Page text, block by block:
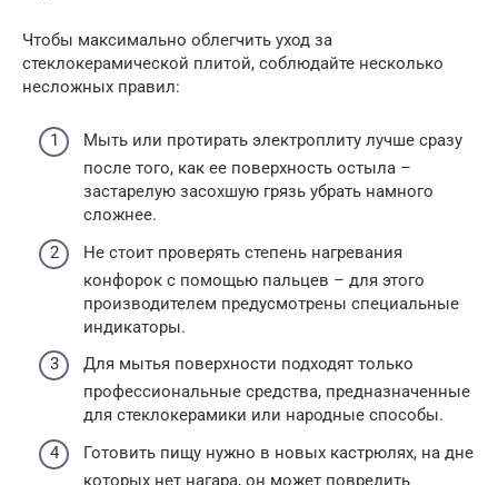
Чтобы максимально облегчить уход за
стеклокерамической плитой, соблюдайте несколько
несложных правил:
Мыть или протирать электроплиту лучше сразу
после того, как ее поверхность остыла –
застарелую засохшую грязь убрать намного
сложнее.
Не стоит проверять степень нагревания
конфорок с помощью пальцев – для этого
производителем предусмотрены специальные
индикаторы.
Для мытья поверхности подходят только
профессиональные средства, предназначенные
для стеклокерамики или народные способы.
Готовить пищу нужно в новых кастрюлях, на дне
которых нет нагара, он может повредить